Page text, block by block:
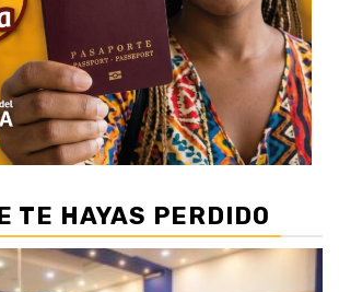
TE HAYAS PERDIDO